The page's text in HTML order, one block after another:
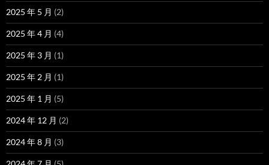
2025 年 5 月 (2)
2025 年 4 月 (4)
2025 年 3 月 (1)
2025 年 2 月 (1)
2025 年 1 月 (5)
2024 年 12 月 (2)
2024 年 8 月 (3)